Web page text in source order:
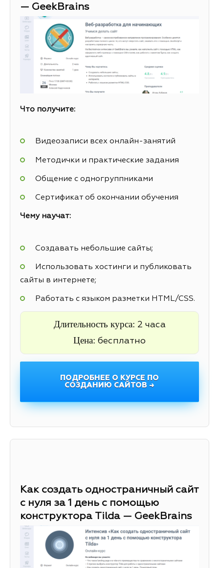
— GeekBrains
Что получите:
Видеозаписи всех онлайн-занятий
Методички и практические задания
Общение с одногруппниками
Сертификат об окончании обучения
Чему научат:
Создавать небольшие сайты;
Использовать хостинги и публиковать
сайты в интернете;
Работать с языком разметки HTML/CSS.
Длительность курса: 2 часа
Цена: бесплатно
ПОДРОБНЕЕ О КУРСЕ ПО
СОЗДАНИЮ САЙТОВ →
Как создать одностраничный сайт
с нуля за 1 день с помощью
конструктора Tilda — GeekBrains